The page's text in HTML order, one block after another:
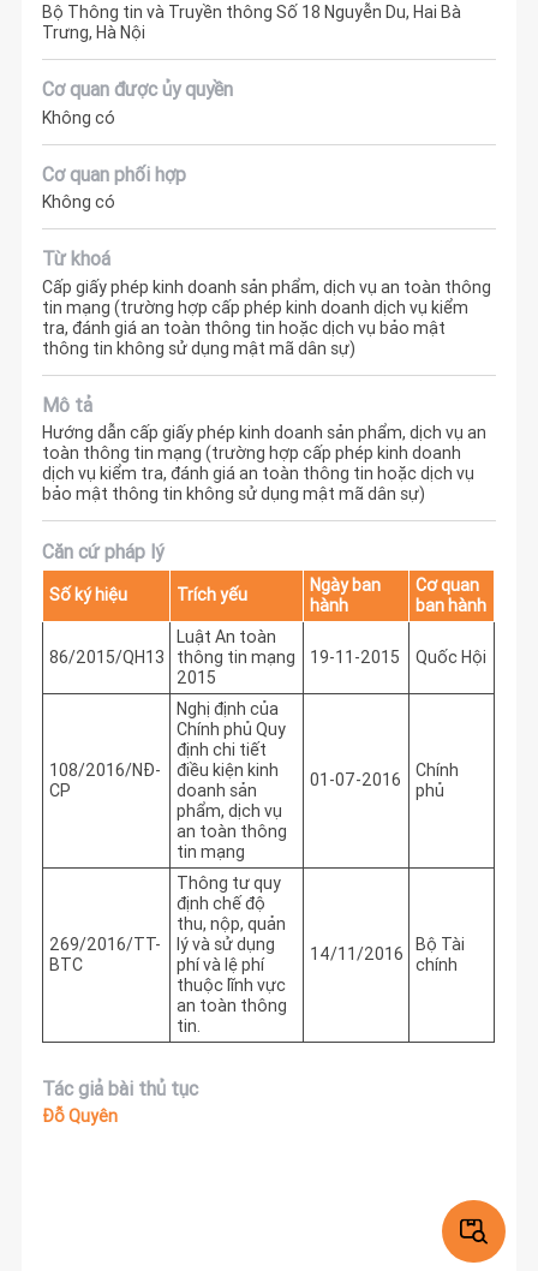
Bộ Thông tin và Truyền thông Số 18 Nguyễn Du, Hai Bà
Trưng, Hà Nội
Cơ quan được ủy quyền
Không có
Cơ quan phối hợp
Không có
Từ khoá
Cấp giấy phép kinh doanh sản phẩm, dịch vụ an toàn thông
tin mạng (trường hợp cấp phép kinh doanh dịch vụ kiểm
tra, đánh giá an toàn thông tin hoặc dịch vụ bảo mật
thông tin không sử dụng mật mã dân sự)
Mô tả
Hướng dẫn cấp giấy phép kinh doanh sản phẩm, dịch vụ an
toàn thông tin mạng (trường hợp cấp phép kinh doanh
dịch vụ kiểm tra, đánh giá an toàn thông tin hoặc dịch vụ
bảo mật thông tin không sử dụng mật mã dân sự)
Căn cứ pháp lý
Số ký hiệu Trích yếu
Ngày ban
hành
Cơ quan
ban hành
86/2015/QH13
Luật An toàn
thông tin mạng
2015
19-11-2015 Quốc Hội
108/2016/NĐ-
CP
Nghị định của
Chính phủ Quy
định chi tiết
điều kiện kinh
doanh sản
phẩm, dịch vụ
an toàn thông
tin mạng
01-07-2016
Chính
phủ
269/2016/TT-
BTC
Thông tư quy
định chế độ
thu, nộp, quản
lý và sử dụng
phí và lệ phí
thuộc lĩnh vực
an toàn thông
tin.
14/11/2016
Bộ Tài
chính
Tác giả bài thủ tục
Đỗ Quyên